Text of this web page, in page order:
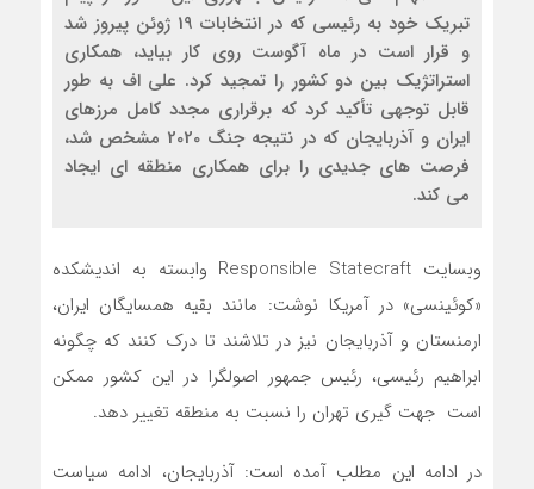
تبریک خود به رئیسی که در انتخابات 19 ژوئن پیروز شد
و قرار است در ماه آگوست روی کار بیاید، همکاری
استراتژیک بین دو کشور را تمجید کرد. علی اف به طور
قابل توجهی تأکید کرد که برقراری مجدد کامل مرزهای
ایران و آذربایجان که در نتیجه جنگ 2020 مشخص شد،
فرصت های جدیدی را برای همکاری منطقه ای ایجاد
می کند.
وبسایت Responsible Statecraft وابسته به اندیشکده
«کوئینسی» در آمریکا نوشت: مانند بقیه همسایگان ایران،
ارمنستان و آذربایجان نیز در تلاشند تا درک کنند که چگونه
ابراهیم رئیسی، رئیس جمهور اصولگرا در این کشور ممکن
است جهت گیری تهران را نسبت به منطقه تغییر دهد.
در ادامه این مطلب آمده است: آذربایجان، ادامه سیاست